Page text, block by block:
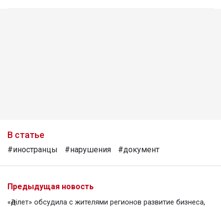
В статье
#иностранцы #нарушения #документ
Предыдущая новость
«Әділет» обсудила с жителями регионов развитие бизнеса,